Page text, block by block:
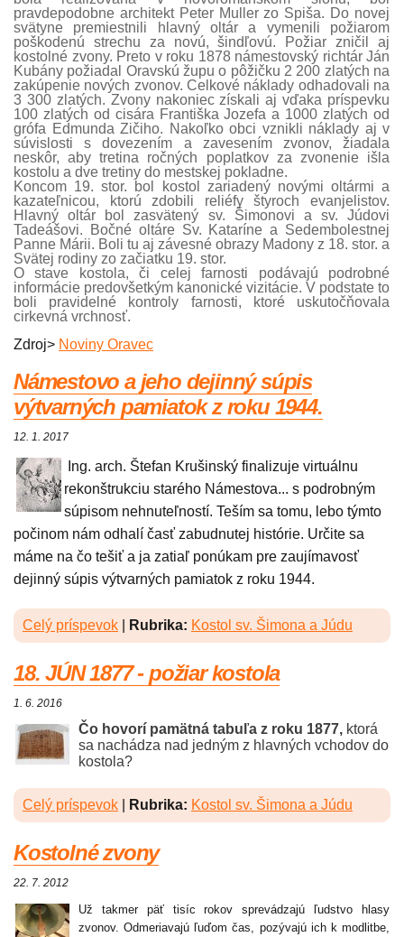
pravdepodobne architekt Peter Muller zo Spiša. Do novej
svätyne premiestnili hlavný oltár a vymenili požiarom
poškodenú strechu za novú, šindľovú. Požiar zničil aj
kostolné zvony. Preto v roku 1878 námestovský richtár Ján
Kubány požiadal Oravskú župu o pôžičku 2 200 zlatých na
zakúpenie nových zvonov. Celkové náklady odhadovali na
3 300 zlatých. Zvony nakoniec získali aj vďaka príspevku
100 zlatých od cisára Františka Jozefa a 1000 zlatých od
grófa Edmunda Zičiho. Nakoľko obci vznikli náklady aj v
súvislosti s dovezením a zavesením zvonov, žiadala
neskôr, aby tretina ročných poplatkov za zvonenie išla
kostolu a dve tretiny do mestskej pokladne.
Koncom 19. stor. bol kostol zariadený novými oltármi a
kazateľnicou, ktorú zdobili reliéfy štyroch evanjelistov.
Hlavný oltár bol zasvätený sv. Šimonovi a sv. Júdovi
Tadeášovi. Bočné oltáre Sv. Kataríne a Sedembolestnej
Panne Márii. Boli tu aj závesné obrazy Madony z 18. stor. a
Svätej rodiny zo začiatku 19. stor.
O stave kostola, či celej farnosti podávajú podrobné
informácie predovšetkým kanonické vizitácie. V podstate to
boli pravidelné kontroly farnosti, ktoré uskutočňovala
cirkevná vrchnosť.
Zdroj> Noviny Oravec
Námestovo a jeho dejinný súpis
výtvarných pamiatok z roku 1944.
12. 1. 2017
Ing. arch. Štefan Krušinský finalizuje virtuálnu
rekonštrukciu starého Námestova... s podrobným
súpisom nehnuteľností. Teším sa tomu, lebo týmto
počinom nám odhalí časť zabudnutej histórie. Určite sa
máme na čo tešiť a ja zatiaľ ponúkam pre zaujímavosť
dejinný súpis výtvarných pamiatok z roku 1944.
Celý príspevok Rubrika: Kostol sv. Šimona a Júdu
18. JÚN 1877 - požiar kostola
1. 6. 2016
Čo hovorí pamätná tabuľa z roku 1877, ktorá
sa nachádza nad jedným z hlavných vchodov do
kostola?
Celý príspevok Rubrika: Kostol sv. Šimona a Júdu
Kostolné zvony
22. 7. 2012
Už takmer päť tisíc rokov sprevádzajú ľudstvo hlasy
zvonov. Odmeriavajú ľuďom čas, pozývajú ich k modlitbe,